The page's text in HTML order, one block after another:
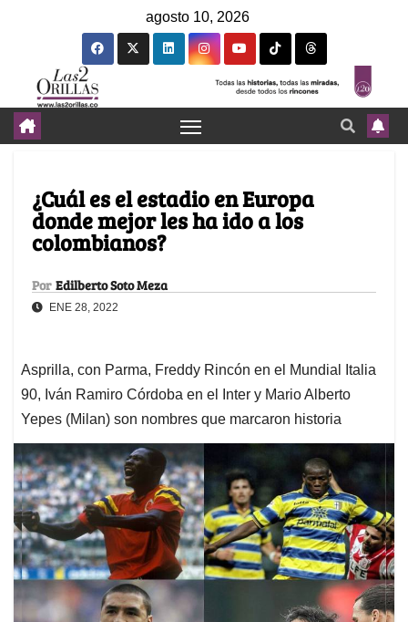
agosto 10, 2026
¿Cuál es el estadio en Europa
donde mejor les ha ido a los
colombianos?
Por Edilberto Soto Meza
ENE 28, 2022
Asprilla, con Parma, Freddy Rincón en el Mundial Italia
90, Iván Ramiro Córdoba en el Inter y Mario Alberto
Yepes (Milan) son nombres que marcaron historia